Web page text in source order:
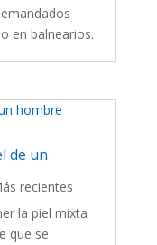
en balnearios.
de un
recientes
la piel mixta
que se